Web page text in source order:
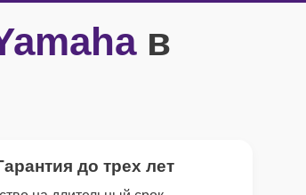
в
до трех лет